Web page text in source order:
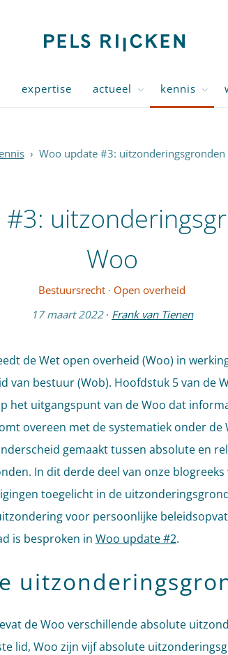
expertise actueel kennis
› Woo update #3: uitzonderingsgronden
Woo
Bestuursrecht · Open overheid
17 maart 2022 · Frank van Tienen
de Wet open overheid (Woo) in
van bestuur (Wob). Hoofdstuk 5 van de
het uitgangspunt van de Woo dat
overeen met de systematiek onder de
gemaakt tussen absolute en
In dit derde deel van onze
toegelicht in de
voor persoonlijke
is besproken in Woo update #2.
de Woo verschillende absolute
lid, Woo zijn vijf absolute